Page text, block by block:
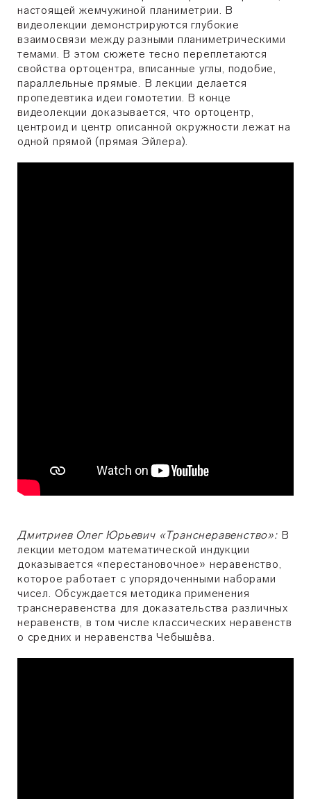
настоящей жемчужиной планиметрии. В
видеолекции демонстрируются глубокие
взаимосвязи между разными планиметрическими
темами. В этом сюжете тесно переплетаются
свойства ортоцентра, вписанные углы, подобие,
параллельные прямые. В лекции делается
пропедевтика идеи гомотетии. В конце
видеолекции доказывается, что ортоцентр,
центроид и центр описанной окружности лежат на
одной прямой (прямая Эйлера).
Дмитриев Олег Юрьевич «Транснеравенство»:В
лекции методом математической индукции
доказывается «перестановочное» неравенство,
которое работает с упорядоченными наборами
чисел. Обсуждается методика применения
транснеравенства для доказательства различных
неравенств, в том числе классических неравенств
о средних и неравенства Чебышёва.